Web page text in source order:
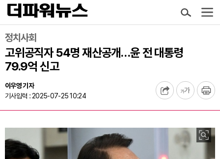
정치사회
고위공직자 54명 재산공개…윤 전 대통령
79.9억 신고
이우영 기자
기사입력 : 2025-07-25 10:24